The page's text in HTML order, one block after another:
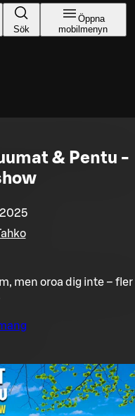
Sök
Öppna
mobilmenyn
& Pentu -
men oroa dig inte – fler